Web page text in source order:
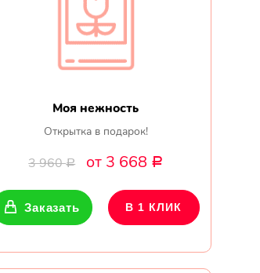
Моя нежность
Открытка в подарок!
3 960Р от 3 668 Р
Заказать В 1 КЛИК